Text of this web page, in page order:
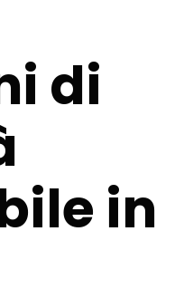
di
in